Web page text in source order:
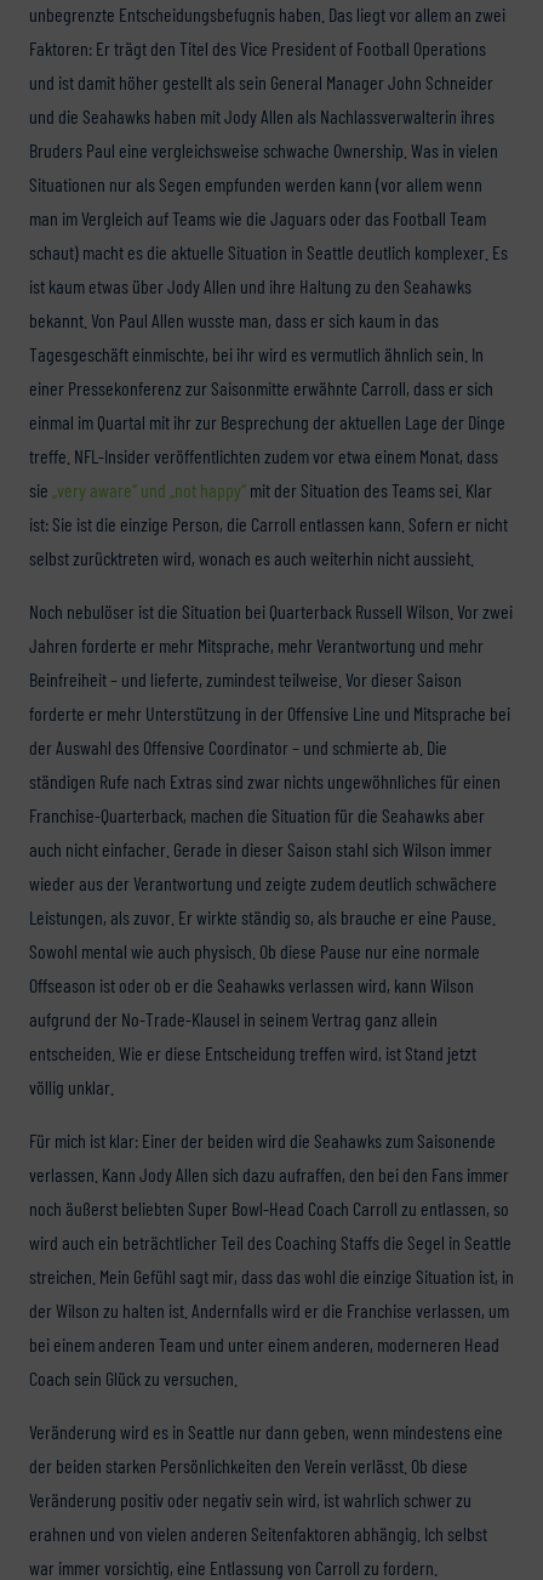
unbegrenzte Entscheidungsbefugnis haben. Das liegt vor allem an zwei
Faktoren: Er trägt den Titel des Vice President of Football Operations
und ist damit höher gestellt als sein General Manager John Schneider
und die Seahawks haben mit Jody Allen als Nachlassverwalterin ihres
Bruders Paul eine vergleichsweise schwache Ownership. Was in vielen
Situationen nur als Segen empfunden werden kann (vor allem wenn
man im Vergleich auf Teams wie die Jaguars oder das Football Team
schaut) macht es die aktuelle Situation in Seattle deutlich komplexer. Es
ist kaum etwas über Jody Allen und ihre Haltung zu den Seahawks
bekannt. Von Paul Allen wusste man, dass er sich kaum in das
Tagesgeschäft einmischte, bei ihr wird es vermutlich ähnlich sein. In
einer Pressekonferenz zur Saisonmitte erwähnte Carroll, dass er sich
einmal im Quartal mit ihr zur Besprechung der aktuellen Lage der Dinge
treffe. NFL-Insider veröffentlichten zudem vor etwa einem Monat, dass
sie „very aware“ und „not happy“ mit der Situation des Teams sei. Klar
ist: Sie ist die einzige Person, die Carroll entlassen kann. Sofern er nicht
selbst zurücktreten wird, wonach es auch weiterhin nicht aussieht.
Noch nebulöser ist die Situation bei Quarterback Russell Wilson. Vor zwei
Jahren forderte er mehr Mitsprache, mehr Verantwortung und mehr
Beinfreiheit – und lieferte, zumindest teilweise. Vor dieser Saison
forderte er mehr Unterstützung in der Offensive Line und Mitsprache bei
der Auswahl des Offensive Coordinator – und schmierte ab. Die
ständigen Rufe nach Extras sind zwar nichts ungewöhnliches für einen
Franchise-Quarterback, machen die Situation für die Seahawks aber
auch nicht einfacher. Gerade in dieser Saison stahl sich Wilson immer
wieder aus der Verantwortung und zeigte zudem deutlich schwächere
Leistungen, als zuvor. Er wirkte ständig so, als brauche er eine Pause.
Sowohl mental wie auch physisch. Ob diese Pause nur eine normale
Offseason ist oder ob er die Seahawks verlassen wird, kann Wilson
aufgrund der No-Trade-Klausel in seinem Vertrag ganz allein
entscheiden. Wie er diese Entscheidung treffen wird, ist Stand jetzt
völlig unklar.
Für mich ist klar: Einer der beiden wird die Seahawks zum Saisonende
verlassen. Kann Jody Allen sich dazu aufraffen, den bei den Fans immer
noch äußerst beliebten Super Bowl-Head Coach Carroll zu entlassen, so
wird auch ein beträchtlicher Teil des Coaching Staffs die Segel in Seattle
streichen. Mein Gefühl sagt mir, dass das wohl die einzige Situation ist, in
der Wilson zu halten ist. Andernfalls wird er die Franchise verlassen, um
bei einem anderen Team und unter einem anderen, moderneren Head
Coach sein Glück zu versuchen.
Veränderung wird es in Seattle nur dann geben, wenn mindestens eine
der beiden starken Persönlichkeiten den Verein verlässt. Ob diese
Veränderung positiv oder negativ sein wird, ist wahrlich schwer zu
erahnen und von vielen anderen Seitenfaktoren abhängig. Ich selbst
war immer vorsichtig, eine Entlassung von Carroll zu fordern.